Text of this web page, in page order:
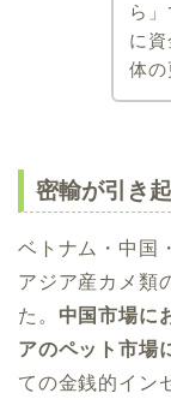
ら
に
体の
密輸が引き
ベトナム・中国
アジア産カメ類
た。 中国市場に
アのペット市場
ての金銭的イン